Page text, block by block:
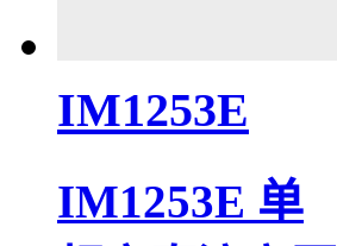
IM1253E
IM1253E 单